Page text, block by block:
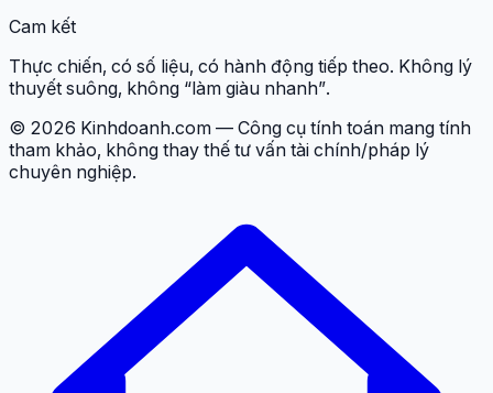
Cam kết
Thực chiến, có số liệu, có hành động tiếp theo. Không lý
thuyết suông, không “làm giàu nhanh”.
© 2026 Kinhdoanh.com — Công cụ tính toán mang tính
tham khảo, không thay thế tư vấn tài chính/pháp lý
chuyên nghiệp.